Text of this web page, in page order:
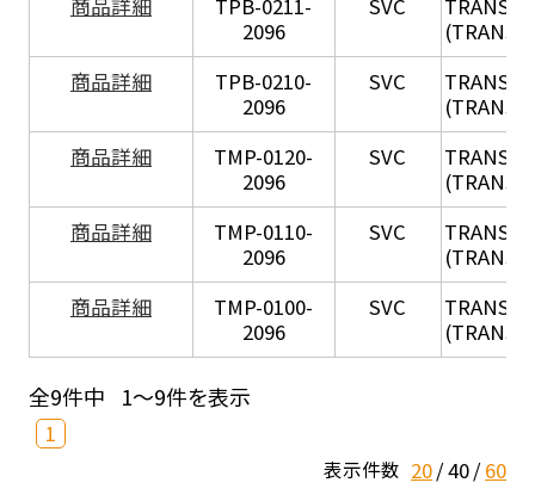
商品詳細
TPB-0211-
2096
SVC TRANSIL
商品詳細
TPB-0210-
2096
SVC TRANSIL
商品詳細
TMP-0120-
2096
SVC TRANSIL
商品詳細
TMP-0110-
2096
SVC TRANSIL
商品詳細
TMP-0100-
2096
SVC TRANSIL
全9件中 1～9件を表示
1
表示件数 20 40 60